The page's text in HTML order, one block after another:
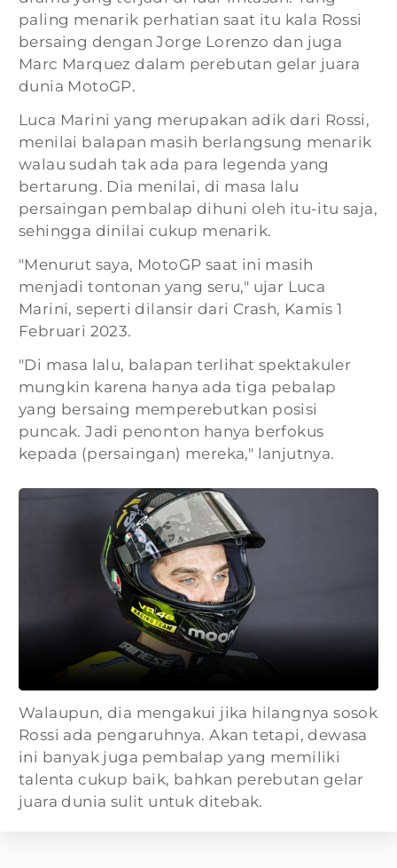
paling menarik perhatian saat itu kala Rossi
bersaing dengan Jorge Lorenzo dan juga
Marc Marquez dalam perebutan gelar juara
dunia MotoGP.
Luca Marini yang merupakan adik dari Rossi,
menilai balapan masih berlangsung menarik
walau sudah tak ada para legenda yang
bertarung. Dia menilai, di masa lalu
persaingan pembalap dihuni oleh itu-itu saja,
sehingga dinilai cukup menarik.
"Menurut saya, MotoGP saat ini masih
menjadi tontonan yang seru," ujar Luca
Marini, seperti dilansir dari Crash, Kamis 1
Februari 2023.
"Di masa lalu, balapan terlihat spektakuler
mungkin karena hanya ada tiga pebalap
yang bersaing memperebutkan posisi
puncak. Jadi penonton hanya berfokus
kepada (persaingan) mereka," lanjutnya.
Walaupun, dia mengakui jika hilangnya sosok
Rossi ada pengaruhnya. Akan tetapi, dewasa
ini banyak juga pembalap yang memiliki
talenta cukup baik, bahkan perebutan gelar
juara dunia sulit untuk ditebak.